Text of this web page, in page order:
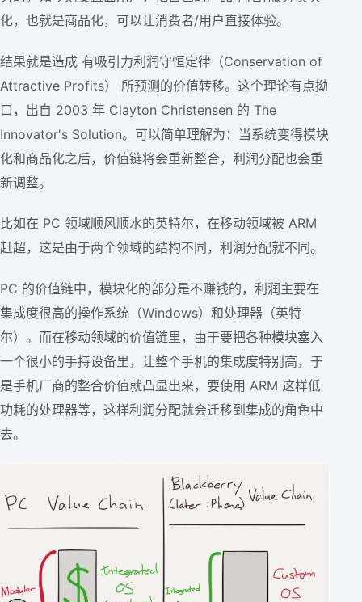
化，也就是商品化，可以让消费者/用户直接体验。
结果就是造成 有吸引力利润守恒定律（Conservation of
Attractive Profits） 所预测的价值转移。这个理论有点拗
口，出自 2003 年 Clayton Christensen 的 The
Innovator's Solution。可以简单理解为：当系统变得模块
化和商品化之后，价值链将会重新整合，利润分配也会重
新调整。
比如在 PC 领域顺风顺水的英特尔，在移动领域被 ARM
赶超，这是由于两个领域的结构不同，利润分配就不同。
PC 的价值链中，模块化的部分是不赚钱的，利润主要在
集成度很高的操作系统（Windows）和处理器（英特
尔）。而在移动领域的价值链里，由于要把各种模块塞入
一个很小的手持设备里，让整个手机的集成度特别高，于
是手机厂商的整合价值就凸显出来，要使用 ARM 这样低
功耗的处理器等，这样利润分配就会迁移到集成的角色中
去。